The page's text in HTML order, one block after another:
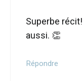
Superbe
aussi. 👏
Répondre